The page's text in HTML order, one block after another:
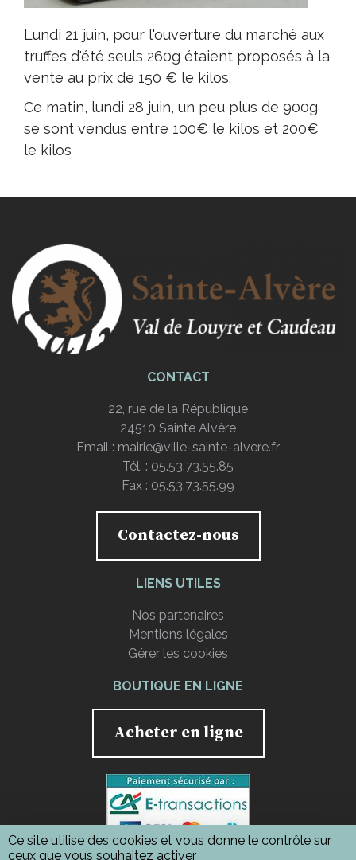
Ce site utilise des cookies et vous donne le contrôle sur
ceux que vous souhaitez activer
Lundi 21 juin, pour l'ouverture du marché aux
truffes d'été seuls 260g étaient proposés à la
vente au prix de 150 € le kilos.
Ce matin, lundi 28 juin, un peu plus de 900g
se sont vendus entre 100€ le kilos et 200€
le kilos
CONTACT
22, rue de la République
24510 Sainte Alvère
Email : mairie@ville-sainte-alvere.fr
Tél. : 05.53.73.55.85
Fax : 05.53.73.55.99
Contactez-nous
LIENS UTILES
Nos partenaires
Mentions légales
Gérer les cookies
BOUTIQUE EN LIGNE
Acheter en ligne